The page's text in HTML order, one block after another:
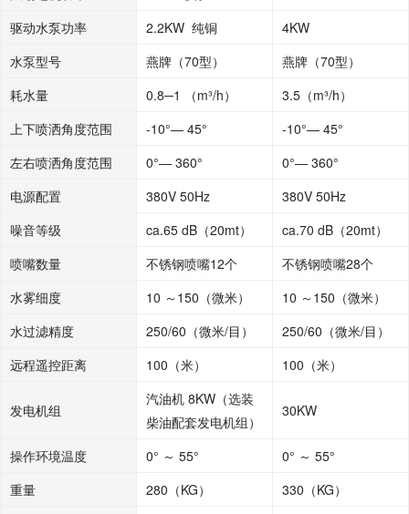
驱动水泵功率
2.2KW 纯铜
4KW
水泵型号
燕牌（70型）
燕牌（70型）
耗水量
0.8─1 （m³/h）
3.5（m³/h）
上下喷洒角度范围
-10°— 45°
-10°— 45°
左右喷洒角度范围
0°— 360°
0°— 360°
电源配置
380V 50Hz
380V 50Hz
噪音等级
ca.65 dB（20mt）
ca.70 dB（20mt）
喷嘴数量
不锈钢喷嘴12个
不锈钢喷嘴28个
水雾细度
10 ～150（微米）
10 ～150（微米）
水过滤精度
250/60（微米/目）
250/60（微米/目）
远程遥控距离
100（米） 100（米）
发电机组
汽油机 8KW（选装
柴油配套发电机组）
30KW
操作环境温度 0° ～ 55°
0° ～ 55°
重量
280（KG） 330（KG）